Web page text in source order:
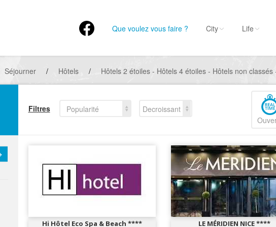
Que voulez vous faire ? City Life
Séjourner / Hôtels / Hôtels 2 étoiles - Hôtels 4 étoiles - Hôtels non
Filtres Popularité
Decroissant
Hi Hôtel Eco Spa & Beach ****
LE MÉRIDIEN NICE ****